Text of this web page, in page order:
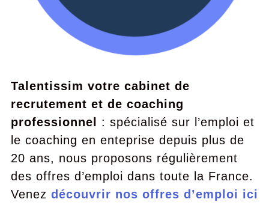
Talentissim votre cabinet de
recrutement et de coaching
professionnel
: spécialisé sur l’emploi et
le coaching en enteprise depuis plus de
20 ans, nous proposons régulièrement
des offres d’emploi dans toute la France.
Venez découvrir nos offres d’emploi ici